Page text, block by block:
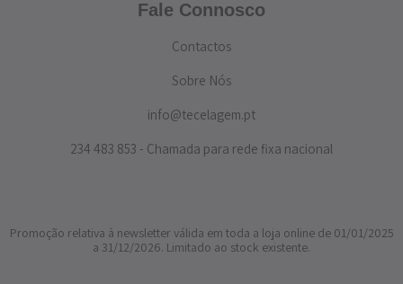
Fale Connosco
Contactos
Sobre Nós
info@tecelagem.pt
234 483 853 - Chamada para rede fixa nacional
Promoção relativa à newsletter válida em toda a loja online de 01/01/2025
a 31/12/2026. Limitado ao stock existente.